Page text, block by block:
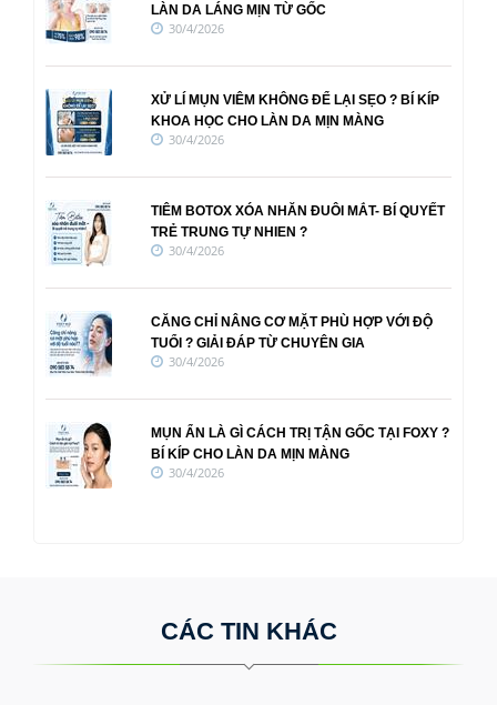
LÀN DA LÁNG MỊN TỪ GỐC
30/4/2026
XỬ LÍ MỤN VIÊM KHÔNG ĐỂ LẠI SẸO ? BÍ KÍP
KHOA HỌC CHO LÀN DA MỊN MÀNG
30/4/2026
TIÊM BOTOX XÓA NHĂN ĐUÔI MẮT- BÍ QUYẾT
TRẺ TRUNG TỰ NHIEN ?
30/4/2026
CĂNG CHỈ NÂNG CƠ MẶT PHÙ HỢP VỚI ĐỘ
TUỔI ? GIẢI ĐÁP TỪ CHUYÊN GIA
30/4/2026
MỤN ẨN LÀ GÌ CÁCH TRỊ TẬN GỐC TẠI FOXY ?
BÍ KÍP CHO LÀN DA MỊN MÀNG
30/4/2026
CÁC TIN KHÁC